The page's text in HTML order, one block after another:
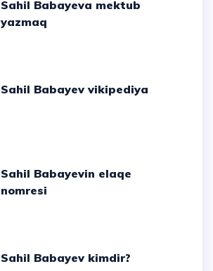
Sahil Babayeva mektub
yazmaq
Sahil Babayev vikipediya
Sahil Babayevin elaqe
nomresi
Sahil Babayev kimdir?